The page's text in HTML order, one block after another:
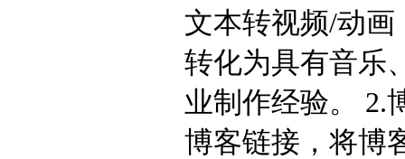
文本转视频/动画
转化为具有音乐
业制作经验。 2.
博客链接，将博